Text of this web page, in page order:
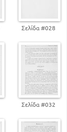
Σελίδα #028
Σελίδα #032